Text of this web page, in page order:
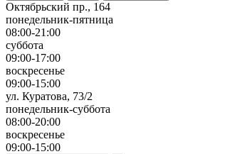
Октябрьский пр., 164
понедельник-пятница
08:00-21:00
суббота
09:00-17:00
воскресенье
09:00-15:00
ул. Куратова, 73/2
понедельник-суббота
08:00-20:00
воскресенье
09:00-15:00